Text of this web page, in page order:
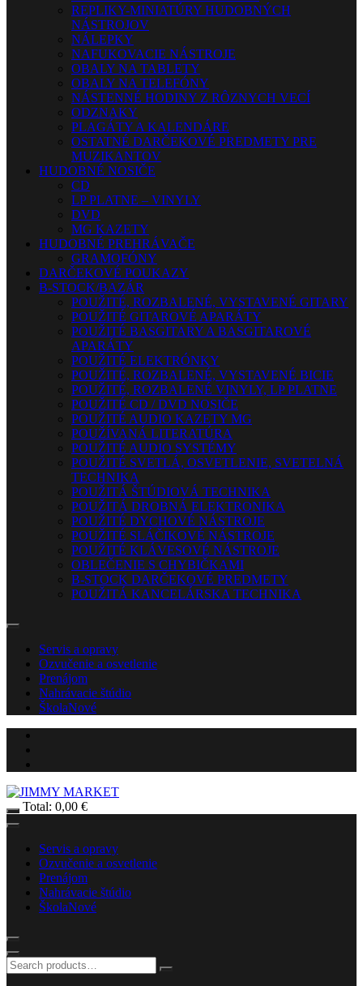
REPLIKY-MINIATÚRY HUDOBNÝCH
NÁSTROJOV
NÁLEPKY
NAFUKOVACIE NÁSTROJE
OBALY NA TABLETY
OBALY NA TELEFÓNY
NÁSTENNÉ HODINY Z RÔZNYCH VECÍ
ODZNAKY
PLAGÁTY A KALENDÁRE
OSTATNÉ DARČEKOVÉ PREDMETY PRE
MUZIKANTOV
HUDOBNÉ NOSIČE
CD
LP PLATNE – VINYLY
DVD
MG KAZETY
HUDOBNÉ PREHRÁVAČE
GRAMOFÓNY
DARČEKOVÉ POUKAZY
B-STOCK/BAZÁR
POUŽITÉ, ROZBALENÉ, VYSTAVENÉ GITARY
POUŽITÉ GITAROVÉ APARÁTY
POUŽITÉ BASGITARY A BASGITAROVÉ
APARÁTY
POUŽITÉ ELEKTRÓNKY
POUŽITÉ, ROZBALENÉ, VYSTAVENÉ BICIE
POUŽITÉ, ROZBALENÉ VINYLY, LP PLATNE
POUŽITÉ CD / DVD NOSIČE
POUŽITÉ AUDIO KAZETY MG
POUŽÍVANÁ LITERATÚRA
POUŽITÉ AUDIO SYSTÉMY
POUŽITÉ SVETLÁ, OSVETLENIE, SVETELNÁ
TECHNIKA
POUŽITÁ ŠTÚDIOVÁ TECHNIKA
POUŽITÁ DROBNÁ ELEKTRONIKA
POUŽITÉ DYCHOVÉ NÁSTROJE
POUŽITÉ SLÁČIKOVÉ NÁSTROJE
POUŽITÉ KLÁVESOVÉ NÁSTROJE
OBLEČENIE S CHYBIČKAMI
B-STOCK DARČEKOVÉ PREDMETY
POUŽITÁ KANCELÁRSKA TECHNIKA
Servis a opravy
Ozvučenie a osvetlenie
Prenájom
Nahrávacie štúdio
ŠkolaNové
Total: 0,00 €
Servis a opravy
Ozvučenie a osvetlenie
Prenájom
Nahrávacie štúdio
ŠkolaNové